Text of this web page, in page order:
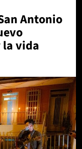
Antonio
la vida